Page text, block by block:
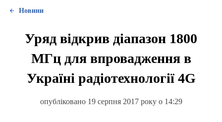
Новини
Уряд відкрив діапазон 1800
МГц для впровадження в
Україні радіотехнології 4G
опубліковано 19 серпня 2017 року о 14:29